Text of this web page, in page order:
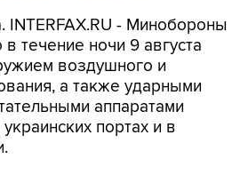
INTERFAX.RU - Минобороны
течение ночи 9 августа
воздушного и
а также ударными
аппаратами
портах и в